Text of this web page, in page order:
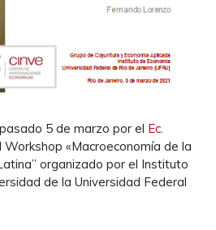
5 de marzo por el Ec.
Workshop «Macroeconomía de la
organizado por el Instituto
de la Universidad Federal